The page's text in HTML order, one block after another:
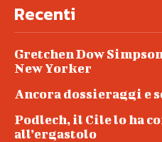
Recenti
Gretchen Dow
New Yorker
Ancora dossieraggi e
Podlech, il Cile lo ha
all’ergastolo